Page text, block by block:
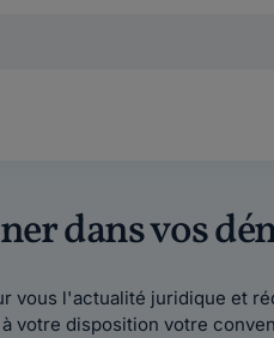
dans vos
l'actualité juridique et
votre disposition votre